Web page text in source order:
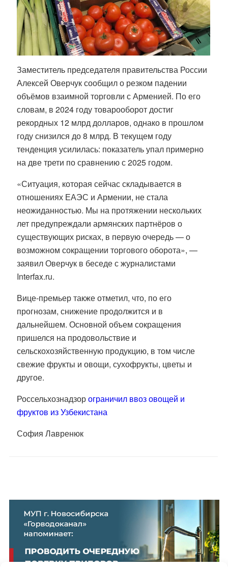
Заместитель председателя правительства России
Алексей Оверчук сообщил о резком падении
объёмов взаимной торговли с Арменией. По его
словам, в 2024 году товарооборот достиг
рекордных 12 млрд долларов, однако в прошлом
году снизился до 8 млрд. В текущем году
тенденция усилилась: показатель упал примерно
на две трети по сравнению с 2025 годом.
«Ситуация, которая сейчас складывается в
отношениях ЕАЭС и Армении, не стала
неожиданностью. Мы на протяжении нескольких
лет предупреждали армянских партнёров о
существующих рисках, в первую очередь — о
возможном сокращении торгового оборота», —
заявил Оверчук в беседе с журналистами
Interfax.ru.
Вице-премьер также отметил, что, по его
прогнозам, снижение продолжится и в
дальнейшем. Основной объем сокращения
пришелся на продовольствие и
сельскохозяйственную продукцию, в том числе
свежие фрукты и овощи, сухофрукты, цветы и
другое.
Россельхознадзорограничил ввоз овощей и
фруктов из Узбекистана
София Лавренюк